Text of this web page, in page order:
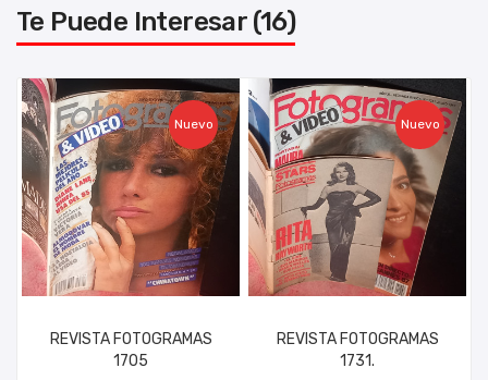
Te Puede Interesar (16)
Nuevo
REVISTA FOTOGRAMAS
1705
Nuevo
REVISTA FOTOGRAMAS
1731.